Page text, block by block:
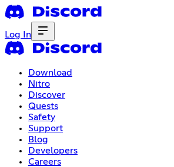
Log In
Download
Nitro
Discover
Quests
Safety
Support
Blog
Developers
Careers